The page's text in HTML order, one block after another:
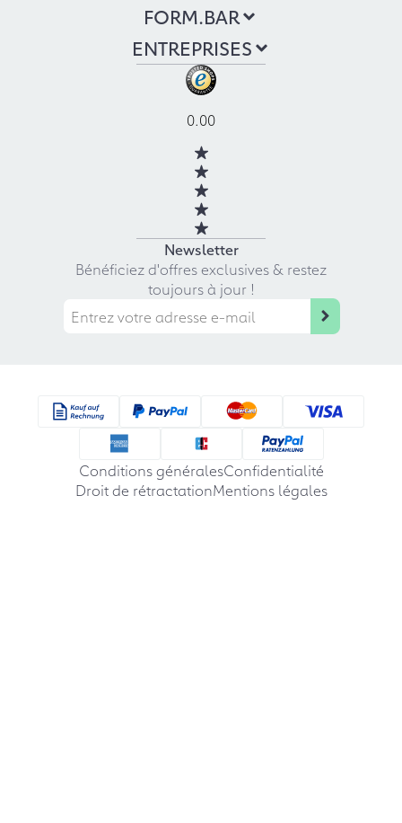
FORM.BAR
ENTREPRISES
0.00
Newsletter
Bénéficiez d'offres exclusives & restez
toujours à jour !
Conditions généralesConfidentialité
Droit de rétractationMentions légales